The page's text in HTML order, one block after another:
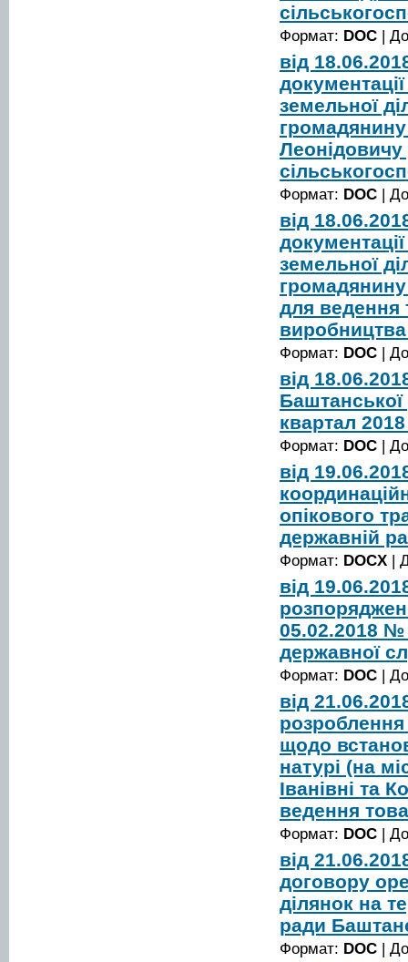
Формат: DOC |
від
земельної
Формат: DOC |
від
земельної
для ведення
Формат: DOC |
від
Баштанської
квартал
Формат: DOC |
від
опікового
державній
Формат: DOCX |
від
05.02.2018 №
державної
Формат: DOC |
від
розроблення
щодо
натурі (на
Іванівні та
ведення
Формат: DOC |
від
договору
ділянок на
ради
Формат: DOC |